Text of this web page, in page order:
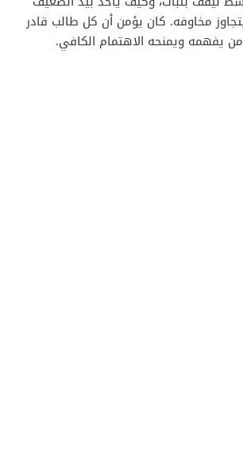
مخاوفه. كان يؤمن أن كل طالب قادر
يفهمه ويمنحه الاهتمام الكافي.